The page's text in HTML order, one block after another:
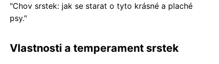
"Chov srstek: jak se starat o tyto krásné a plaché
psy."
Vlastnosti a temperament srstek